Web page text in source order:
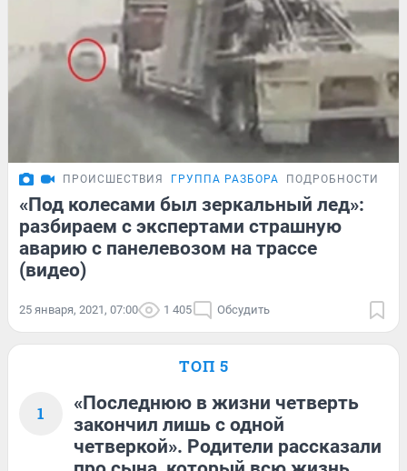
ПРОИСШЕСТВИЯ ГРУППА РАЗБОРА ПОДРОБНОСТИ
«Под колесами был зеркальный лед»:
разбираем с экспертами страшную
аварию с панелевозом на трассе
(видео)
25 января, 2021, 07:00 1 405 Обсудить
ТОП 5
1
«Последнюю в жизни четверть
закончил лишь с одной
четверкой». Родители рассказали